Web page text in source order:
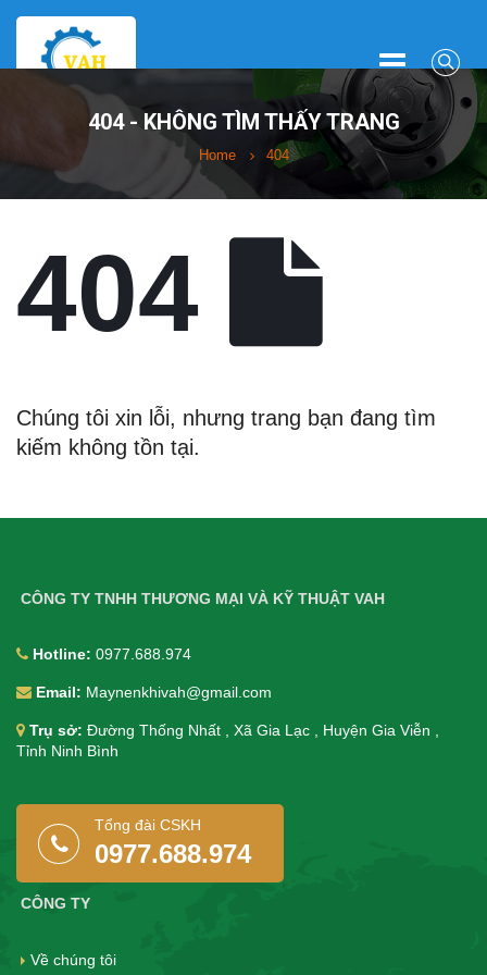
404 - KHÔNG TÌM THẤY TRANG
Home 404
404
Chúng tôi xin lỗi, nhưng trang bạn đang tìm
kiếm không tồn tại.
CÔNG TY TNHH THƯƠNG MẠI VÀ KỸ THUẬT VAH
Hotline: 0977.688.974
Email: Maynenkhivah@gmail.com
Trụ sở: Đường Thống Nhất , Xã Gia Lạc , Huyện Gia Viễn ,
Tỉnh Ninh Bình
Tổng đài CSKH
0977.688.974
CÔNG TY
Về chúng tôi